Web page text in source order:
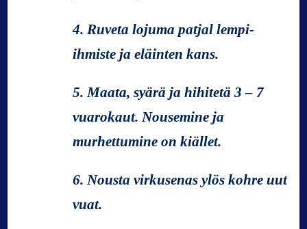
4. Ruveta lojuma patjal lempi-
ihmiste ja eläinten kans.
5. Maata, syärä ja hihitetä 3 – 7
vuarokaut. Nousemine ja
murhettumine on kiället.
6. Nousta virkusenas ylös kohre uut
vuat.